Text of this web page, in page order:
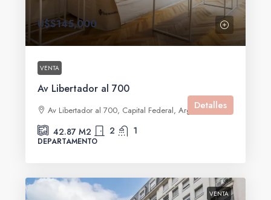
U$S145,000
VENTA
Av Libertador al 700
Av Libertador al 700, Capital Federal, Argentina
42.87 M2 2 1
DEPARTAMENTO
Detalles
VENTA